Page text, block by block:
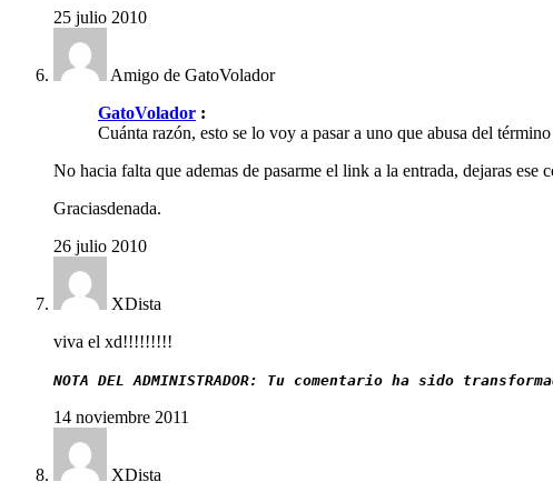
25 julio 2010
Amigo de GatoVolador
GatoVolador :
Cuánta razón, esto se lo voy a pasar a uno que abusa del
No hacia falta que ademas de pasarme el link a la entrada, dejaras ese
Graciasdenada.
26 julio 2010
XDista
viva el xd!!!!!!!!!
NOTA DEL ADMINISTRADOR: Tu comentario ha sido
14 noviembre 2011
XDista